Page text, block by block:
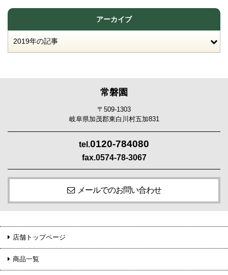
アーカイブ
2019年の記事
常磐園
〒509-1303
岐阜県加茂郡東白川村五加831
tel.0120-784080
fax.0574-78-3067
メールでのお問い合わせ
店舗トップページ
商品一覧